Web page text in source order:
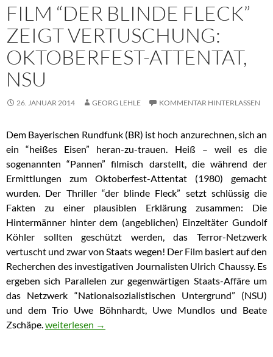
FILM “DER BLINDE FLECK”
ZEIGT VERTUSCHUNG:
OKTOBERFEST-ATTENTAT,
NSU
26. JANUAR 2014 GEORG LEHLE KOMMENTAR HINTERLASSEN
Dem Bayerischen Rundfunk (BR) ist hoch anzurechnen, sich an
ein “heißes Eisen” heran-zu-trauen. Heiß – weil es die
sogenannten “Pannen” filmisch darstellt, die während der
Ermittlungen zum Oktoberfest-Attentat (1980) gemacht
wurden. Der Thriller “der blinde Fleck” setzt schlüssig die
Fakten zu einer plausiblen Erklärung zusammen: Die
Hintermänner hinter dem (angeblichen) Einzeltäter Gundolf
Köhler sollten geschützt werden, das Terror-Netzwerk
vertuscht und zwar von Staats wegen! Der Film basiert auf den
Recherchen des investigativen Journalisten Ulrich Chaussy. Es
ergeben sich Parallelen zur gegenwärtigen Staats-Affäre um
das Netzwerk “Nationalsozialistischen Untergrund” (NSU)
und dem Trio Uwe Böhnhardt, Uwe Mundlos und Beate
Zschäpe.Film “Der blinde Fleck” zeigt Vertuschung:
weiterlesen →